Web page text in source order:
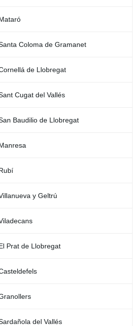
Coloma de Gramanet
de Llobregat
Cugat del Vallés
Baudilio de Llobregat
y Geltrú
Prat de Llobregat
del Vallés